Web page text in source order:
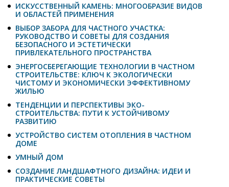
ИСКУССТВЕННЫЙ КАМЕНЬ: МНОГООБРАЗИЕ ВИДОВ
И ОБЛАСТЕЙ ПРИМЕНЕНИЯ
ВЫБОР ЗАБОРА ДЛЯ ЧАСТНОГО УЧАСТКА:
РУКОВОДСТВО И СОВЕТЫ ДЛЯ СОЗДАНИЯ
БЕЗОПАСНОГО И ЭСТЕТИЧЕСКИ
ПРИВЛЕКАТЕЛЬНОГО ПРОСТРАНСТВА
ЭНЕРГОСБЕРЕГАЮЩИЕ ТЕХНОЛОГИИ В ЧАСТНОМ
СТРОИТЕЛЬСТВЕ: КЛЮЧ К ЭКОЛОГИЧЕСКИ
ЧИСТОМУ И ЭКОНОМИЧЕСКИ ЭФФЕКТИВНОМУ
ЖИЛЬЮ
ТЕНДЕНЦИИ И ПЕРСПЕКТИВЫ ЭКО-
СТРОИТЕЛЬСТВА: ПУТИ К УСТОЙЧИВОМУ
РАЗВИТИЮ
УСТРОЙСТВО СИСТЕМ ОТОПЛЕНИЯ В ЧАСТНОМ
ДОМЕ
УМНЫЙ ДОМ
СОЗДАНИЕ ЛАНДШАФТНОГО ДИЗАЙНА: ИДЕИ И
ПРАКТИЧЕСКИЕ СОВЕТЫ